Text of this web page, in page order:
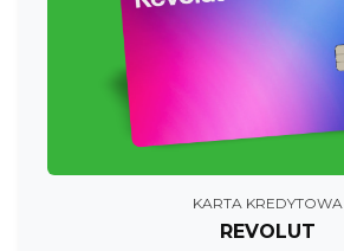
KARTA KREDYTOWA
REVOLUT